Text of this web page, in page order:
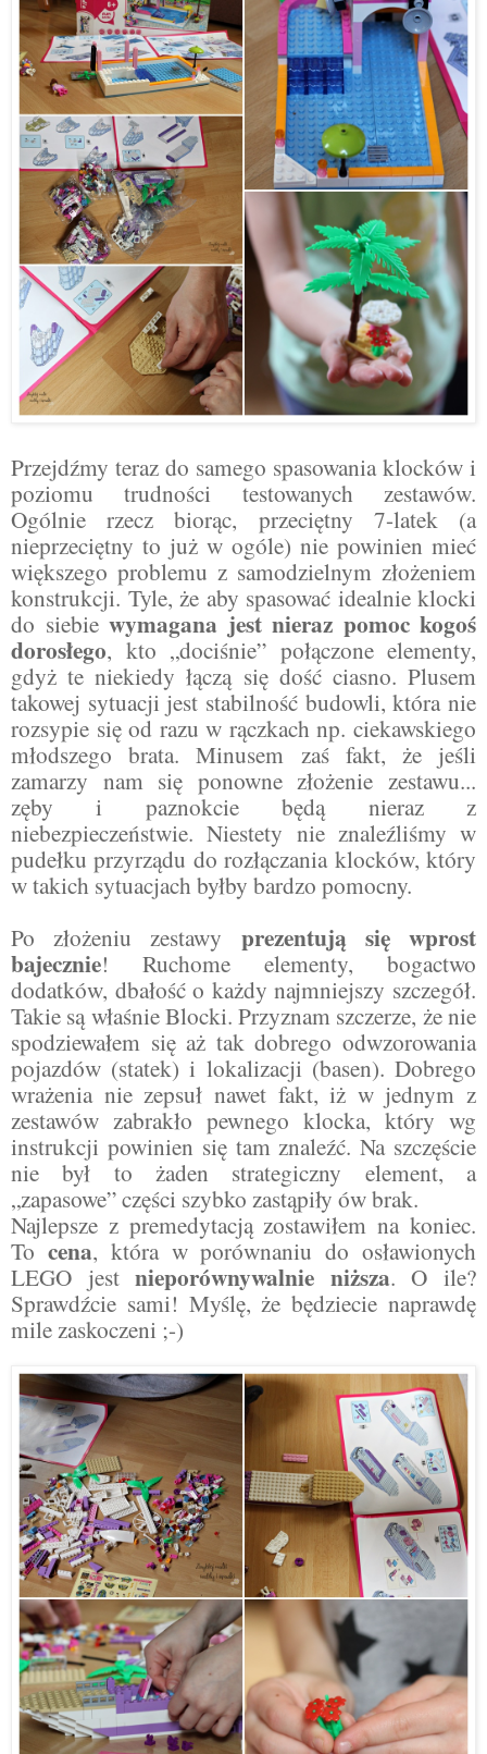
Przejdźmy teraz do samego spasowania klocków i
poziomu trudności testowanych zestawów.
Ogólnie rzecz biorąc, przeciętny 7-latek (a
nieprzeciętny to już w ogóle) nie powinien mieć
większego problemu z samodzielnym złożeniem
konstrukcji. Tyle, że aby spasować idealnie klocki
do siebiewymagana jest nieraz pomoc kogoś
dorosłego, kto „dociśnie” połączone elementy,
gdyż te niekiedy łączą się dość ciasno. Plusem
takowej sytuacji jest stabilność budowli, która nie
rozsypie się od razu w rączkach np. ciekawskiego
młodszego brata. Minusem zaś fakt, że jeśli
zamarzy nam się ponowne złożenie zestawu...
zęby i paznokcie będą nieraz z
niebezpieczeństwie. Niestety nie znaleźliśmy w
pudełku przyrządu do rozłączania klocków, który
w takich sytuacjach byłby bardzo pomocny.
Po złożeniu zestawy prezentują się wprost
bajecznie! Ruchome elementy, bogactwo
dodatków, dbałość o każdy najmniejszy szczegół.
Takie są właśnie Blocki. Przyznam szczerze, że nie
spodziewałem się aż tak dobrego odwzorowania
pojazdów (statek) i lokalizacji (basen). Dobrego
wrażenia nie zepsuł nawet fakt, iż w jednym z
zestawów zabrakło pewnego klocka, który wg
instrukcji powinien się tam znaleźć. Na szczęście
nie był to żaden strategiczny element, a
„zapasowe” części szybko zastąpiły ów brak.
Najlepsze z premedytacją zostawiłem na koniec.
To cena, która w porównaniu do osławionych
LEGO jestnieporównywalnie niższa. O ile?
Sprawdźcie sami! Myślę, że będziecie naprawdę
mile zaskoczeni ;-)